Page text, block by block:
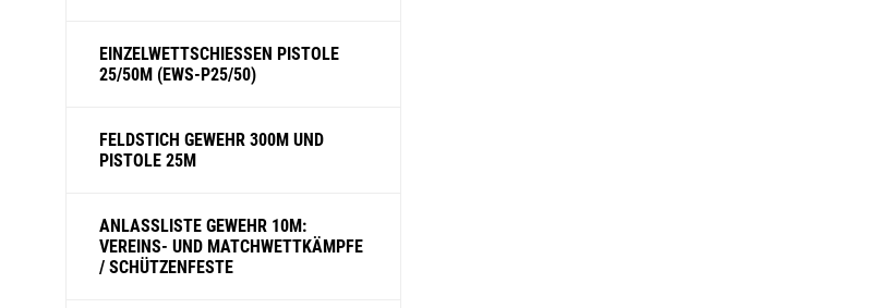
EINZELWETTSCHIESSEN PISTOLE
25/50M (EWS-P25/50)
FELDSTICH GEWEHR 300M UND
PISTOLE 25M
ANLASSLISTE GEWEHR 10M:
VEREINS- UND MATCHWETTKÄMPFE
/ SCHÜTZENFESTE